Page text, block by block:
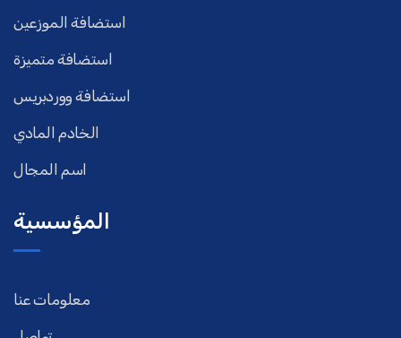
استضافة الموزعين
استضافة متميزة
استضافة ووردبريس
الخادم المادي
اسم المجال
المؤسسية
معلومات عنا